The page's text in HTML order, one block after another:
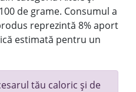
de grame. Consumul a
reprezintă 8% aport
estimată pentru un
tău caloric și de